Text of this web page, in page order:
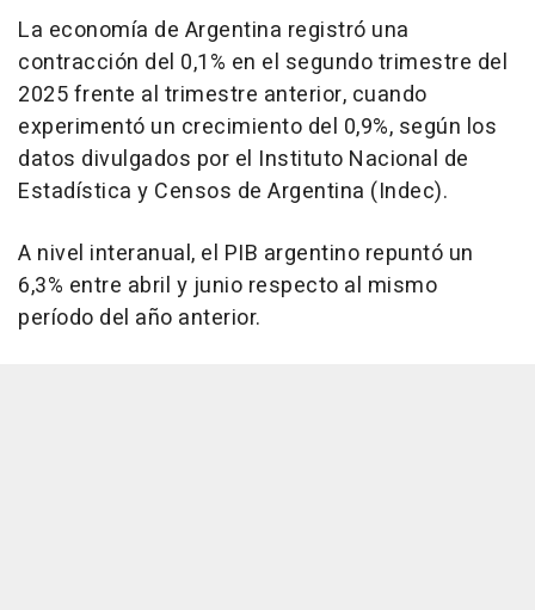
La economía de Argentina registró una
contracción del 0,1% en el segundo trimestre del
2025 frente al trimestre anterior, cuando
experimentó un crecimiento del 0,9%, según los
datos divulgados por el Instituto Nacional de
Estadística y Censos de Argentina (Indec).
A nivel interanual, el PIB argentino repuntó un
6,3% entre abril y junio respecto al mismo
período del año anterior.